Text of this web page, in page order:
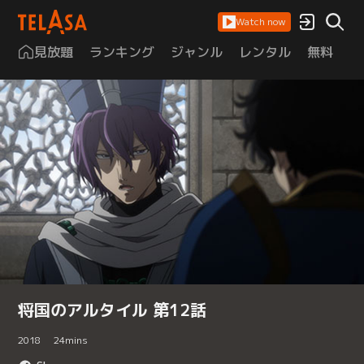
Watch now
見放題 ランキング ジャンル レンタル 無料
将国のアルタイル 第12話
2018 24mins